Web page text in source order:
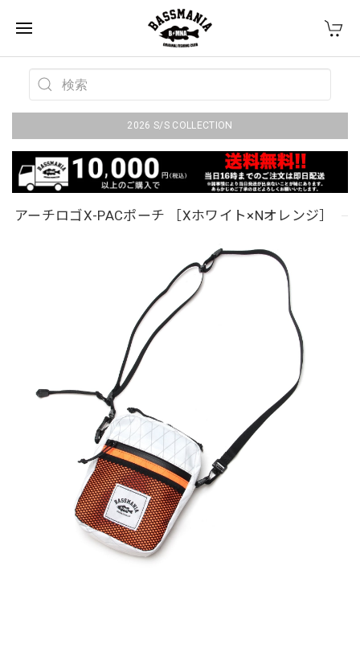
2026 S/S COLLECTION
アーチロゴX-PACポーチ ［Xホワイト×Nオレンジ］